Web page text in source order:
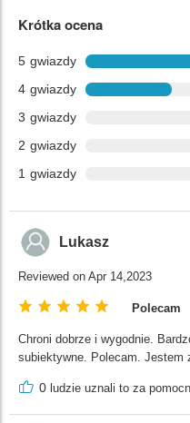
Krótka ocena
5 gwiazdy
4 gwiazdy
3 gwiazdy
2 gwiazdy
1 gwiazdy
Lukasz
Reviewed on Apr 14,2023
Polecam
Chroni dobrze i wygodnie.
subiektywne. Polecam. Jestem
0 ludzie uznali to za